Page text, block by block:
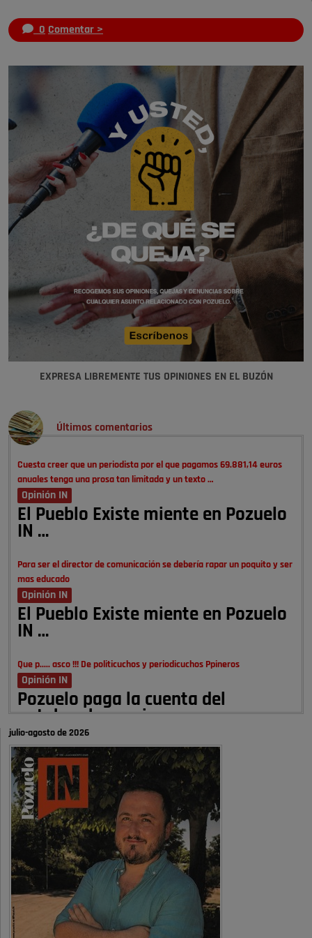
0 Comentar >
EXPRESA LIBREMENTE TUS OPINIONES EN EL BUZÓN
Últimos comentarios
Cuesta creer que un periodista por el que pagamos 69.881,14 euros
anuales tenga una prosa tan limitada y un texto …
Opinión IN
El Pueblo Existe miente en Pozuelo
IN …
Para ser el director de comunicación se debería rapar un poquito y ser
mas educado
Opinión IN
El Pueblo Existe miente en Pozuelo
IN …
Que p..... asco !!! De politicuchos y periodicuchos Ppineros
Opinión IN
Pozuelo paga la cuenta del
autobombo: casi …
Señora Alcaldesa Ud no ha vivido nunca en Pozuelo , pero yo si desde
hace más de 60 años , …
Pozuelo de Alarcón
Quejas por el deterioro de la
limpieza …
A ver si es posible que haya vivienda para familias con hijos y no
solamente jóvenes que no es tan …
Pozuelo de Alarcón
Pozuelo desbloquea
definitivamente Huerta Grande: las
obras …
julio-agosto de 2026